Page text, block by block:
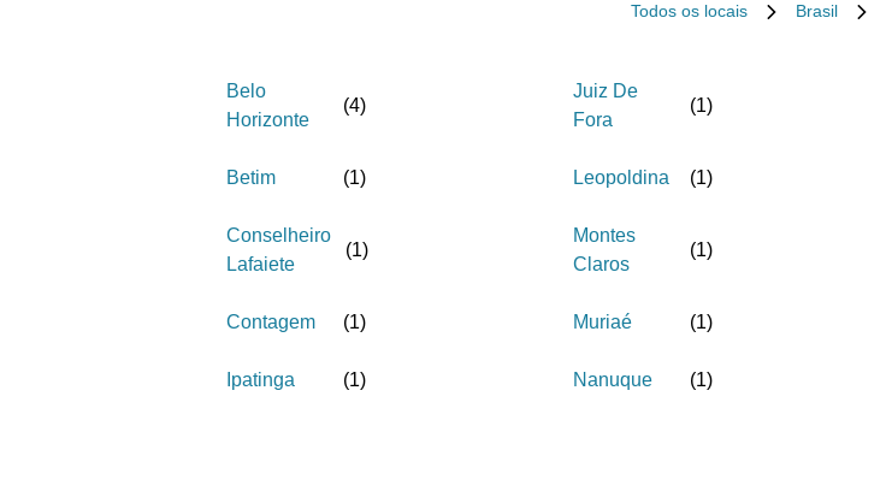
Todos os locais Brasil
Belo
Horizonte
(4)
Betim (1)
Conselheiro
Lafaiete
(1)
Contagem (1)
Ipatinga (1)
Juiz De
Fora
(1)
Leopoldina (1)
Montes
Claros
(1)
Muriaé (1)
Nanuque (1)